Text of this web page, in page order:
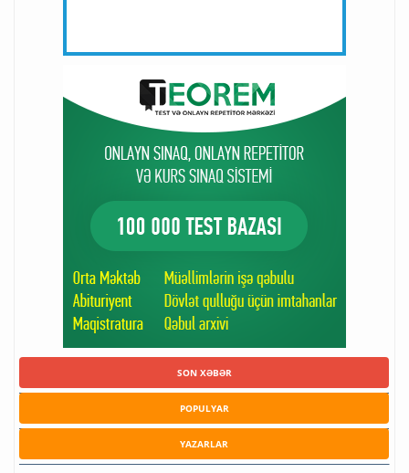
SON XƏBƏR
POPULYAR
YAZARLAR